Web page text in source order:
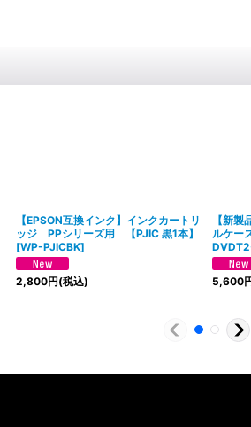
【EPSON互換インク】インクカートリ
ッジ PPシリーズ用 【PJIC 黒1本】
[WP-PJICBK]
2,800円(税込)
【新
ルケー
5,600